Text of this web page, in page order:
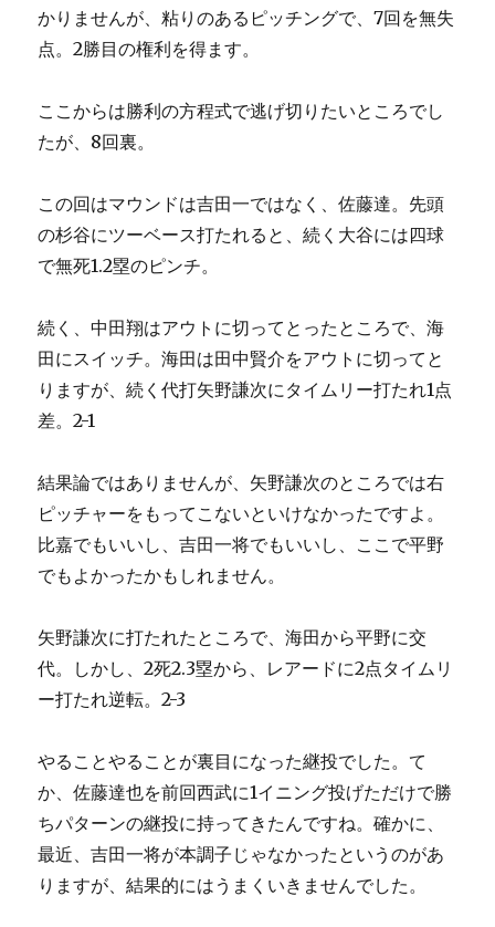
かりませんが、粘りのあるピッチングで、7回を無失
点。2勝目の権利を得ます。
ここからは勝利の方程式で逃げ切りたいところでし
たが、8回裏。
この回はマウンドは吉田一ではなく、佐藤達。先頭
の杉谷にツーベース打たれると、続く大谷には四球
で無死1.2塁のピンチ。
続く、中田翔はアウトに切ってとったところで、海
田にスイッチ。海田は田中賢介をアウトに切ってと
りますが、続く代打矢野謙次にタイムリー打たれ1点
差。2-1
結果論ではありませんが、矢野謙次のところでは右
ピッチャーをもってこないといけなかったですよ。
比嘉でもいいし、吉田一将でもいいし、ここで平野
でもよかったかもしれません。
矢野謙次に打たれたところで、海田から平野に交
代。しかし、2死2.3塁から、レアードに2点タイムリ
ー打たれ逆転。2-3
やることやることが裏目になった継投でした。て
か、佐藤達也を前回西武に1イニング投げただけで勝
ちパターンの継投に持ってきたんですね。確かに、
最近、吉田一将が本調子じゃなかったというのがあ
りますが、結果的にはうまくいきませんでした。